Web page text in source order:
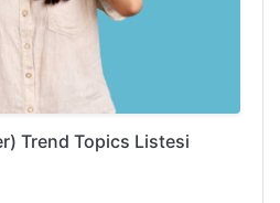
Trend Topics Listesi